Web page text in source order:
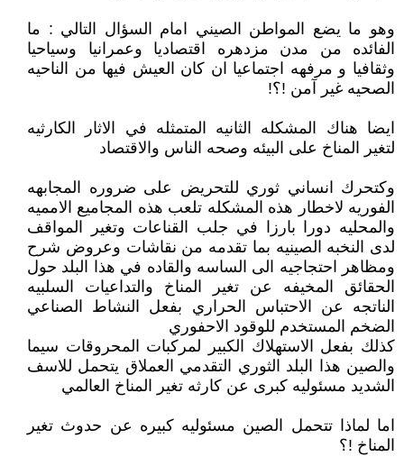
وهو ما يضع المواطن الصيني امام السؤال التالي : ما
الفائده من مدن مزدهره اقتصاديا وعمرانيا وسياحيا
وثقافيا و مرفهه اجتماعيا ان كان العيش فيها من الناحيه
الصحيه غير آمن !؟!
ايضا هناك المشكله الثانيه المتمثله في الاثار الكارثيه
لتغير المناخ على البيئه وصحه الناس والاقتصاد
وكتحرك انساني ثوري للتحريض على ضروره المجابهه
الفوريه لاخطار هذه المشكله تلعب هذه المجاميع الامميه
والمحليه دورا بارزا في جلب القناعات وتغير المواقف
لدى النخبه الصينيه بما تقدمه من نقاشات وعروض شرح
ومظاهر احتجاجيه الى الساسه والقاده في هذا البلد حول
الحقائق المخيفه عن تغير المناخ والتداعيات السلبيه
الناتجه عن الاحتباس الحراري بفعل النشاط الصناعي
الضخم المستخدم للوقود الاحفوري
كذلك بفعل الاستهلاك الكبير لمركبات المحروقات سيما
والصين هذا البلد الثوري التقدمي العملاق يتحمل للاسف
الشديد مسئوليه كبرى عن كارثه تغير المناخ العالمي
اما لماذا تتحمل الصين مسئوليه كبيره عن حدوث تغير
المناخ !؟